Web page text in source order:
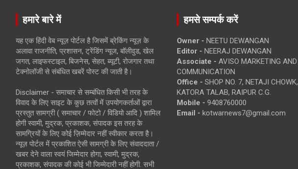
हमारे बारे में
यह एक हिंदी वेब न्यूज़ पोर्टल है जिसमें ब्रेकिंग न्यूज़ के
अलावा राजनीति, प्रशासन, ट्रेंडिंग न्यूज, बॉलीवुड, खेल
जगत, लाइफस्टाइल, बिजनेस, सेहत, ब्यूटी, रोजगार तथा
टेक्नोलॉजी से संबंधित खबरें पोस्ट की जाती है।
Disclaimer - समाचार से सम्बंधित किसी भी तरह के
विवाद के लिए साइट के कुछ तत्वों में उपयोगकर्ताओं द्वारा
प्रस्तुत सामग्री ( समाचार / फोटो / विडियो आदि ) शामिल
होगी स्वामी, मुद्रक, प्रकाशक, संपादक इस तरह के
सामग्रियों के लिए कोई ज़िम्मेदार नहीं स्वीकार करता है।
न्यूज़ पोर्टल में प्रकाशित ऐसी सामग्री के लिए संवाददाता /
खबर देने वाला स्वयं जिम्मेदार होगा, स्वामी, मुद्रक,
प्रकाशक, संपादक की कोई भी जिम्मेदारी नहीं होगी. सभी
हमसे सम्पर्क करें
Owner - NEETU DEWANGAN
Editor - NEERAJ DEWANGAN
Associate - AVISO MARKETING AND
COMMUNICATION
Office - SHOP NO. 7, NETAJI CHOWK,
KATORA TALAB, RAIPUR C.G.
Mobile - 9408760000
Email - kotwarnews7@gmail.com